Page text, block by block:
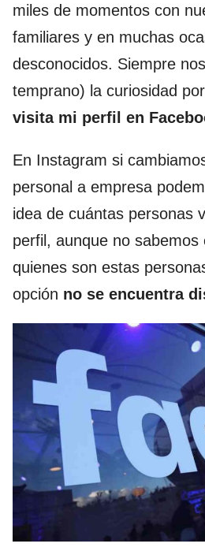
miles de momentos con
familiares y en muchas
desconocidos. Siempre
temprano) la curiosidad
visita mi perfil en
En Instagram si
personal a empresa
idea de cuántas personas
perfil, aunque no sabemos
quienes son estas
opción no se encuentra